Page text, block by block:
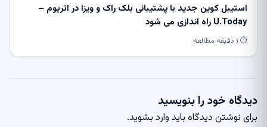
استیبل کوین جدید با پشتیبانی بلک راک و ویزا در اتریوم –
U.Today راه اندازی می شود
⏱ ۱ دقیقه مطالعه
دیدگاه خود را بنویسید
برای نوشتن دیدگاه باید وارد بشوید.